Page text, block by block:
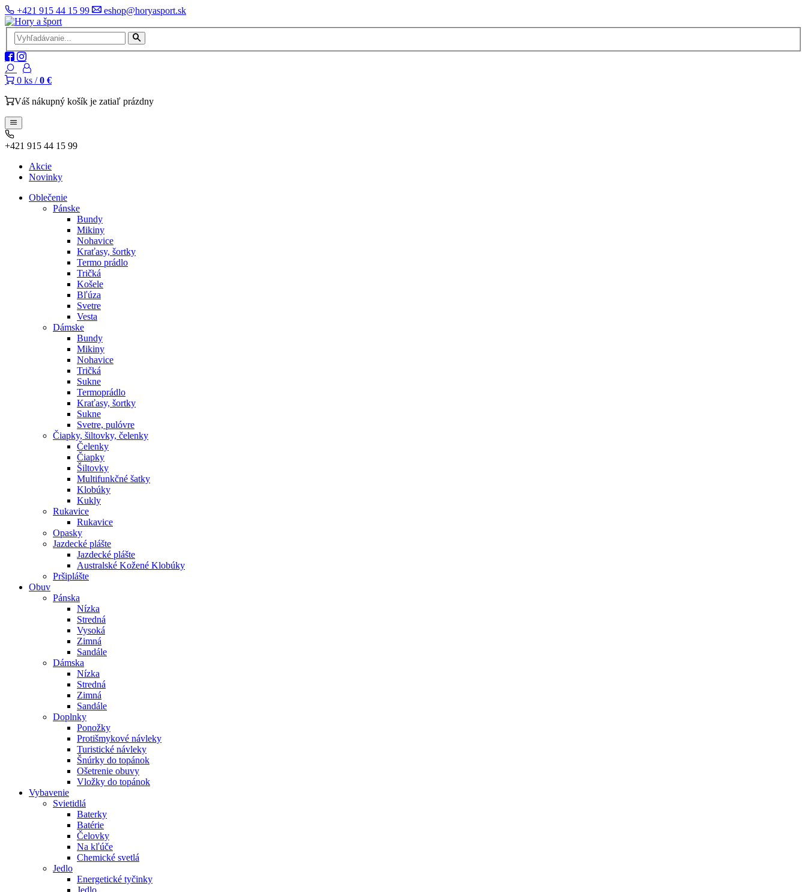
+421 915 44 15 99 eshop@horyasport.sk
0 ks / 0 €
Váš nákupný košík je zatiaľ prázdny
+421 915 44 15 99
Akcie
Novinky
Oblečenie
Pánske
Bundy
Mikiny
Nohavice
Kraťasy, šortky
Termo prádlo
Tričká
Košele
Bľúza
Svetre
Vesta
Dámske
Bundy
Mikiny
Nohavice
Tričká
Sukne
Termoprádlo
Kraťasy, šortky
Sukne
Svetre, pulóvre
Čiapky, šiltovky, čelenky
Čelenky
Čiapky
Šiltovky
Multifunkčné šatky
Klobúky
Kukly
Rukavice
Rukavice
Opasky
Jazdecké plášte
Jazdecké plášte
Australské Kožené Klobúky
Pršiplášte
Obuv
Pánska
Nízka
Stredná
Vysoká
Zimná
Sandále
Dámska
Nízka
Stredná
Zimná
Sandále
Doplnky
Ponožky
Protišmykové návleky
Turistické návleky
Šnúrky do topánok
Ošetrenie obuvy
Vložky do topánok
Vybavenie
Svietidlá
Baterky
Batérie
Čelovky
Na kľúče
Chemické svetlá
Jedlo
Energetické tyčinky
Jedlo